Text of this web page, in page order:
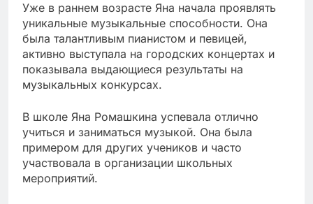
Уже в раннем возрасте Яна начала проявлять
уникальные музыкальные способности. Она
была талантливым пианистом и певицей,
активно выступала на городских концертах и
показывала выдающиеся результаты на
музыкальных конкурсах.
В школе Яна Ромашкина успевала отлично
учиться и заниматься музыкой. Она была
примером для других учеников и часто
участвовала в организации школьных
мероприятий.